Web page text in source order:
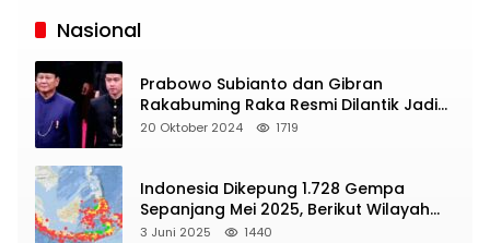
Nasional
Prabowo Subianto dan Gibran
Rakabuming Raka Resmi Dilantik Jadi
Presiden dan Wapres RI
20 Oktober 2024 1719
Indonesia Dikepung 1.728 Gempa
Sepanjang Mei 2025, Berikut Wilayah
Yang Intens Diguncang!
3 Juni 2025 1440